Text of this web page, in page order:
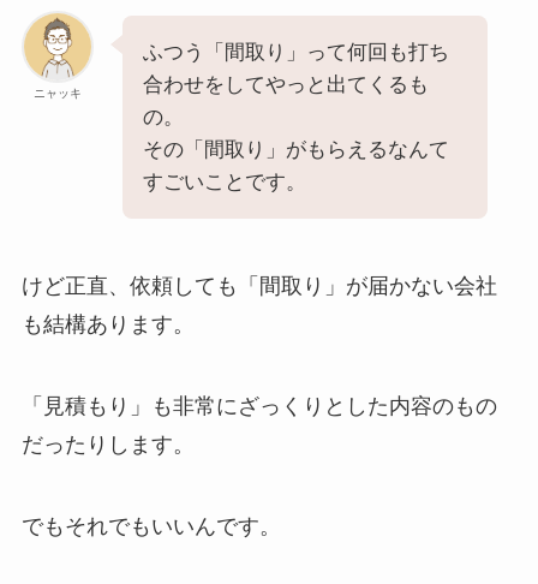
ニャッキ
ふつう「間取り」って何回も打ち
合わせをしてやっと出てくるも
の。
その「間取り」がもらえるなんて
すごいことです。
けど正直、依頼しても「間取り」が届かない会社
も結構あります。
「見積もり」も非常にざっくりとした内容のもの
だったりします。
でもそれでもいいんです。